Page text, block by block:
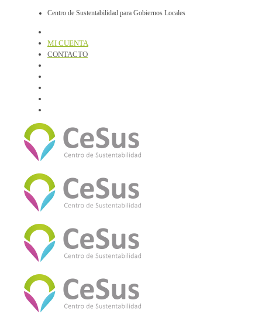
Centro de Sustentabilidad para Gobiernos Locales
MI CUENTA
CONTACTO